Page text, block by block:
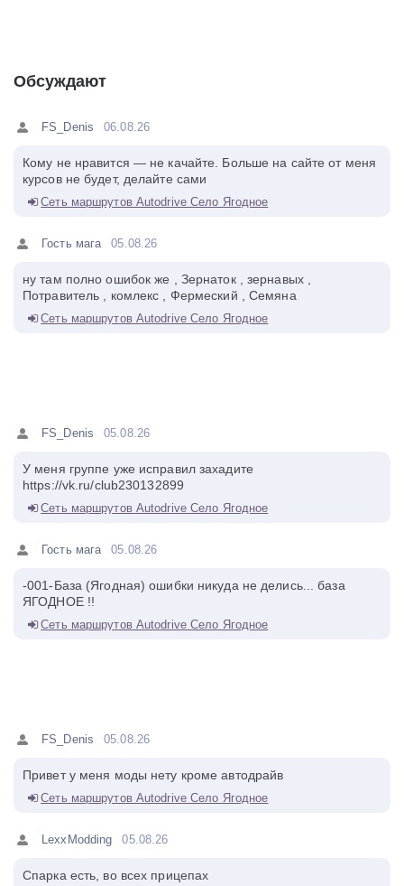
Обсуждают
FS_Denis 06.08.26
Кому не нравится — не качайте. Больше на сайте от меня
курсов не будет, делайте сами
Сеть маршрутов Autodrive Село Ягодное
Гость мага 05.08.26
ну там полно ошибок же , Зернаток , зернавых ,
Потравитель , комлекс , Фермеский , Семяна
Сеть маршрутов Autodrive Село Ягодное
FS_Denis 05.08.26
У меня группе уже исправил захадите
https://vk.ru/club230132899
Сеть маршрутов Autodrive Село Ягодное
Гость мага 05.08.26
-001-База (Ягодная) ошибки никуда не делись... база
ЯГОДНОЕ !!
Сеть маршрутов Autodrive Село Ягодное
FS_Denis 05.08.26
Привет у меня моды нету кроме автодрайв
Сеть маршрутов Autodrive Село Ягодное
LexxModding 05.08.26
Спарка есть, во всех прицепах